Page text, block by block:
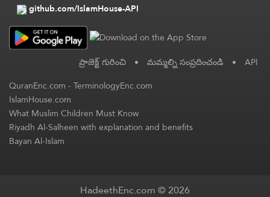
github.com/IslamHouse-API
ప్రాజెక్ట్ గురించి • మమ్మల్ని సంప్రదించండి • API
QuranEnc.com-TerminologyEnc.com
IslamHouse.com
What Muslim Children Must Know
Riyadh Al-Salheen with explanation and benefits
Bayan Al-Islam
HadeethEnc.com © 2026